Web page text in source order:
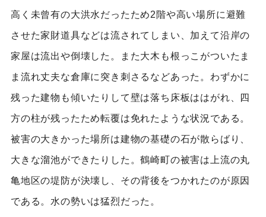
高く未曾有の大洪水だったため2階や高い場所に避難
させた家財道具などは流されてしまい、加えて沿岸の
家屋は流出や倒壊した。また大木も根っこがついたま
ま流れ丈夫な倉庫に突き刺さるなどあった。わずかに
残った建物も傾いたりして壁は落ち床板ははがれ、四
方の柱が残ったため転覆は免れたような状況である。
被害の大きかった場所は建物の基礎の石が散らばり、
大きな溜池ができたりした。鶴崎町の被害は上流の丸
亀地区の堤防が決壊し、その背後をつかれたのが原因
である。水の勢いは猛烈だった。